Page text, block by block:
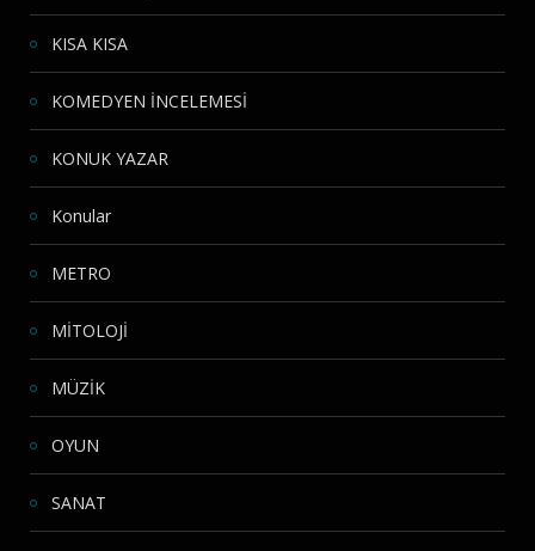
KISA KISA
KOMEDYEN İNCELEMESİ
KONUK YAZAR
Konular
METRO
MİTOLOJİ
MÜZİK
OYUN
SANAT